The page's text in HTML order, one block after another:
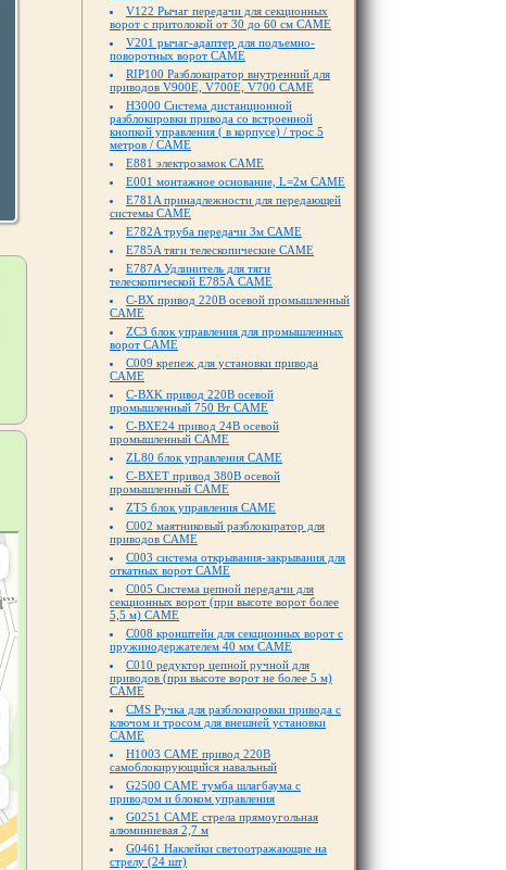
V122 Рычаг передачи для секционных
ворот с притолокой от 30 до 60 см CAME
V201 рычаг-адаптер для подъемно-
поворотных ворот CAME
RIP100 Разблокиратор внутренний для
приводов V900Е, V700Е, V700 CAME
H3000 Система дистанционной
разблокировки привода со встроенной
кнопкой управления ( в корпусе) / трос 5
метров / CAME
E881 электрозамок CAME
E001 монтажное основание, L=2м CAME
E781A принадлежности для передающей
системы CAME
E782A труба передачи 3м CAME
E785A тяги телескопические CAME
E787A Удлинитель для тяги
телескопической Е785А CAME
C-BX привод 220В осевой промышленный
CAME
ZC3 блок управления для промышленных
ворот CAME
C009 крепеж для установки привода
CAME
С-BXK привод 220В осевой
промышленный 750 Вт CAME
C-BXE24 привод 24В осевой
промышленный CAME
ZL80 блок управления CAME
C-BXET привод 380В осевой
промышленный CAME
ZT5 блок управления CAME
C002 маятниковый разблокиратор для
приводов CAME
C003 система открывания-закрывания для
откатных ворот CAME
C005 Система цепной передачи для
секционных ворот (при высоте ворот более
5,5 м) CAME
C008 кронштейн для секционных ворот с
пружинодержателем 40 мм CAME
C010 редуктор цепной ручной для
приводов (при высоте ворот не более 5 м)
CAME
CMS Ручка для разблокировки привода с
ключом и тросом для внешней установки
CAME
H1003 CAME привод 220В
самоблокирующийся навальный
G2500 CAME тумба шлагбаума с
приводом и блоком управления
G0251 CAME стрела прямоугольная
алюминиевая 2,7 м
G0461 Наклейки светоотражающие на
стрелу (24 шт)